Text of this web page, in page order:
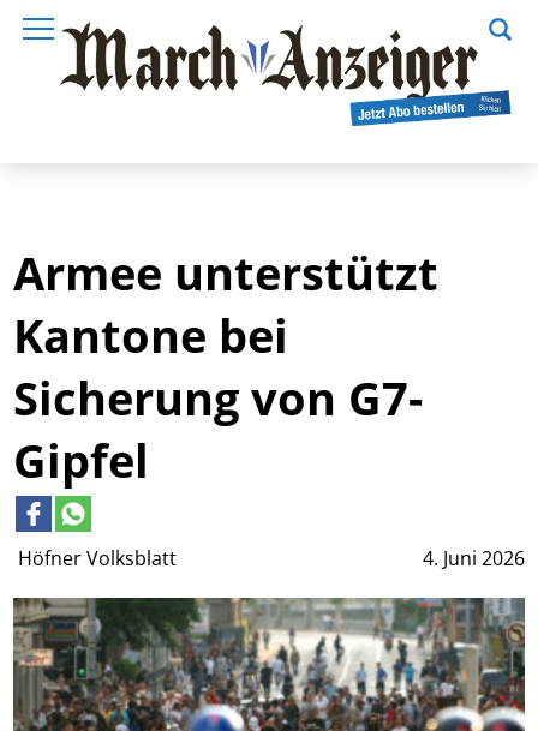
Höfner Volksblatt 4. Juni 2026
Armee unterstützt
Kantone bei
Sicherung von G7-
Gipfel